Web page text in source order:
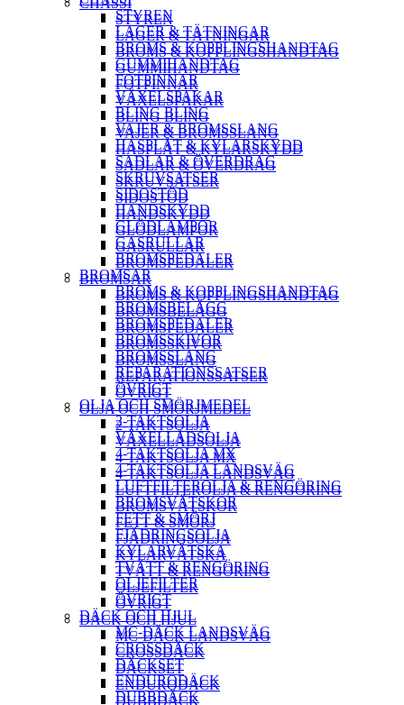
CHASSI
STYREN
LAGER & TÄTNINGAR
BROMS & KOPPLINGSHANDTAG
GUMMIHANDTAG
FOTPINNAR
VÄXELSPAKAR
BLING BLING
VAJER & BROMSSLANG
HASPLÅT & KYLARSKYDD
SADLAR & ÖVERDRAG
SKRUVSATSER
SIDOSTÖD
HANDSKYDD
GLÖDLAMPOR
GASRULLAR
BROMSPEDALER
BROMSAR
BROMS & KOPPLINGSHANDTAG
BROMSBELÄGG
BROMSPEDALER
BROMSSKIVOR
BROMSSLANG
REPARATIONSSATSER
ÖVRIGT
OLJA OCH SMÖRJMEDEL
2-TAKTSOLJA
VÄXELLÅDSOLJA
4-TAKTSOLJA MX
4-TAKTSOLJA LANDSVÄG
LUFTFILTEROLJA & RENGÖRING
BROMSVÄTSKOR
FETT & SMÖRJ
FJÄDRINGSOLJA
KYLARVÄTSKA
TVÄTT & RENGÖRING
OLJEFILTER
ÖVRIGT
DÄCK OCH HJUL
MC-DÄCK LANDSVÄG
CROSSDÄCK
DÄCKSET
ENDURODÄCK
DUBBDÄCK
STYREN
LAGER & TÄTNINGAR
BROMS & KOPPLINGSHANDTAG
GUMMIHANDTAG
FOTPINNAR
VÄXELSPAKAR
BLING BLING
VAJER & BROMSSLANG
HASPLÅT & KYLARSKYDD
SADLAR & ÖVERDRAG
SKRUVSATSER
SIDOSTÖD
HANDSKYDD
GLÖDLAMPOR
GASRULLAR
BROMSPEDALER
BROMSAR
BROMS & KOPPLINGSHANDTAG
BROMSBELÄGG
BROMSPEDALER
BROMSSKIVOR
BROMSSLANG
REPARATIONSSATSER
ÖVRIGT
OLJA OCH SMÖRJMEDEL
2-TAKTSOLJA
VÄXELLÅDSOLJA
4-TAKTSOLJA MX
4-TAKTSOLJA LANDSVÄG
LUFTFILTEROLJA & RENGÖRING
BROMSVÄTSKOR
FETT & SMÖRJ
FJÄDRINGSOLJA
KYLARVÄTSKA
TVÄTT & RENGÖRING
OLJEFILTER
ÖVRIGT
DÄCK OCH HJUL
MC-DÄCK LANDSVÄG
CROSSDÄCK
DÄCKSET
ENDURODÄCK
DUBBDÄCK